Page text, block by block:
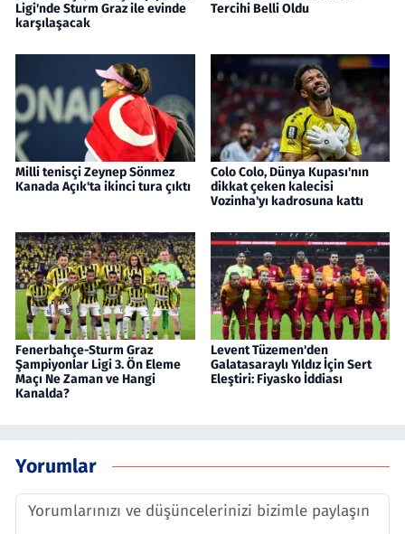
Ligi'nde Sturm Graz ile evinde
karşılaşacak
Tercihi Belli Oldu
Milli tenisçi Zeynep Sönmez
Kanada Açık'ta ikinci tura çıktı
Colo Colo, Dünya Kupası'nın
dikkat çeken kalecisi
Vozinha'yı kadrosuna kattı
Fenerbahçe-Sturm Graz
Şampiyonlar Ligi 3. Ön Eleme
Maçı Ne Zaman ve Hangi
Kanalda?
Levent Tüzemen'den
Galatasaraylı Yıldız İçin Sert
Eleştiri: Fiyasko İddiası
Yorumlar